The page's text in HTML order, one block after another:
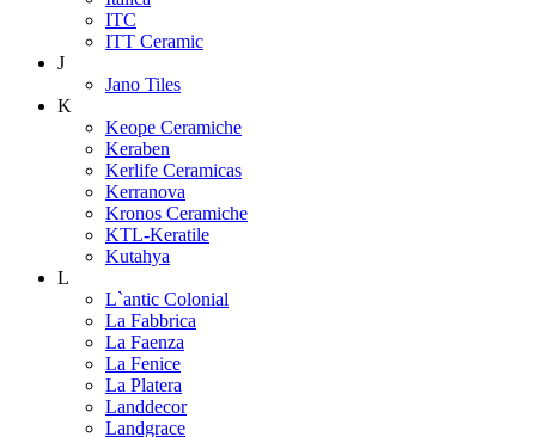
ITC
ITT Ceramic
J
Jano Tiles
K
Keope Ceramiche
Keraben
Kerlife Ceramicas
Kerranova
Kronos Ceramiche
KTL-Keratile
Kutahya
L
L`antic Colonial
La Fabbrica
La Faenza
La Fenice
La Platera
Landdecor
Landgrace